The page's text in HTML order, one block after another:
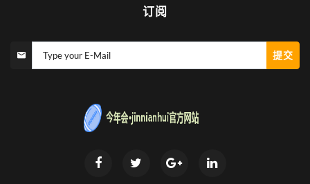
订阅
Type your E-Mail 提交